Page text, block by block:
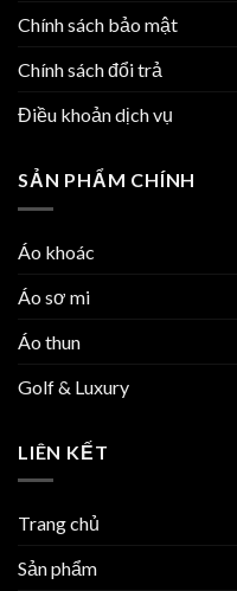
Chính sách bảo mật
Chính sách đổi trả
Điều khoản dịch vụ
SẢN PHẨM CHÍNH
Áo khoác
Áo sơ mi
Áo thun
Golf & Luxury
LIÊN KẾT
Trang chủ
Sản phẩm